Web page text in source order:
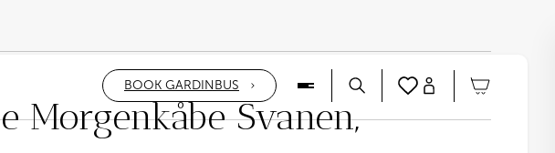
BOOK GARDINBUS
Morgenkåbe Svanen,